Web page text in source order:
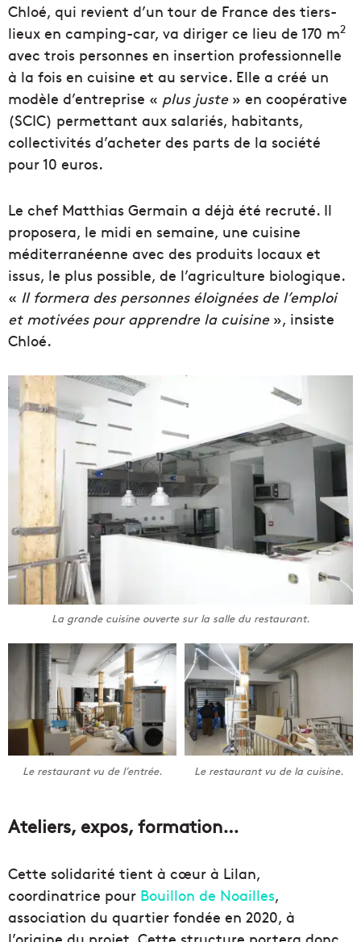
Chloé, qui revient d’un tour de France des tiers-
lieux en camping-car, va diriger ce lieu de 170 m2
avec trois personnes en insertion professionnelle
à la fois en cuisine et au service. Elle a créé un
modèle d’entreprise « plus juste» en coopérative
(SCIC) permettant aux salariés, habitants,
collectivités d’acheter des parts de la société
pour 10 euros.
Le chef Matthias Germain a déjà été recruté. Il
proposera, le midi en semaine, une cuisine
méditerranéenne avec des produits locaux et
issus, le plus possible, de l’agriculture biologique.
« Il formera des personnes éloignées de l’emploi
et motivées pour apprendre la cuisine», insiste
Chloé.
La grande cuisine ouverte sur la salle du restaurant.
Le restaurant vu de l’entrée. Le restaurant vu de la cuisine.
Ateliers, expos, formation…
Cette solidarité tient à cœur à Lilan,
coordinatrice pour Bouillon de Noailles,
association du quartier fondée en 2020, à